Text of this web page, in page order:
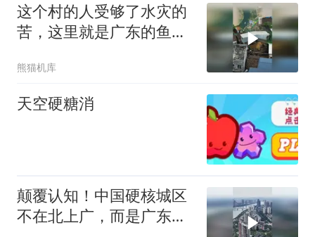
这个村的人受够了水灾的
苦，这里就是广东的鱼咀
熊猫机库
天空硬糖消
颠覆认知！中国硬核城区
不在北上广，而是广东顺